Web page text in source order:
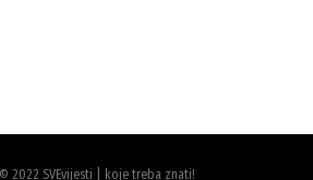
2022 SVEvijesti | koje treba znati!